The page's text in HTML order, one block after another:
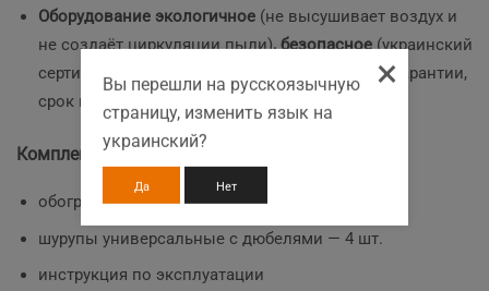
Оборудование экологичное (не высушивает воздух и
не создаёт циркуляции пыли), безопасное(украинский
сертификат и СЕ),
(5 лет обменной гарантии,
срок непрерывной эксплуатации — 25 лет).
Комплектация
обогреватель — 1 шт.
шурупы универсальные с дюбелями — 4 шт.
инструкция по эксплуатации
×
Вы перешли на русскоязычную
страницу, изменить язык на
украинский?
Да Нет